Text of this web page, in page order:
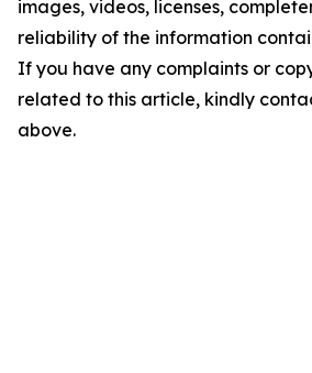
images, videos, licenses,
reliability of the information
If you have any complaints or
related to this article, kindly
above.